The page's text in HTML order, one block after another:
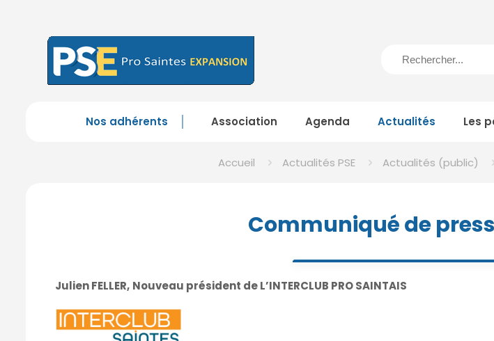
Nos adhérents Association Agenda Actualités Les
Accueil Actualités PSE Actualités (public)
Communiqué de
Julien FELLER, Nouveau président de L’INTERCLUB PRO SAINTAIS